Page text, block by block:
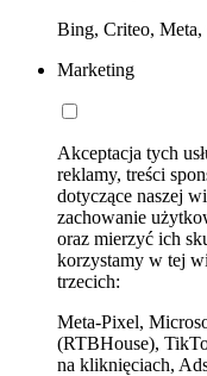
Bing, Criteo,
Marketing
Akceptacja tych
reklamy, treści
dotyczące naszej
zachowanie
oraz mierzyć ich
korzystamy w tej
trzecich:
Meta-Pixel,
(RTBHouse),
na kliknięciach,